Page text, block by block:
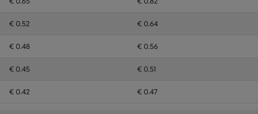
€ 0.52 € 0.64
€ 0.48 € 0.56
€ 0.45 € 0.51
€ 0.42 € 0.47